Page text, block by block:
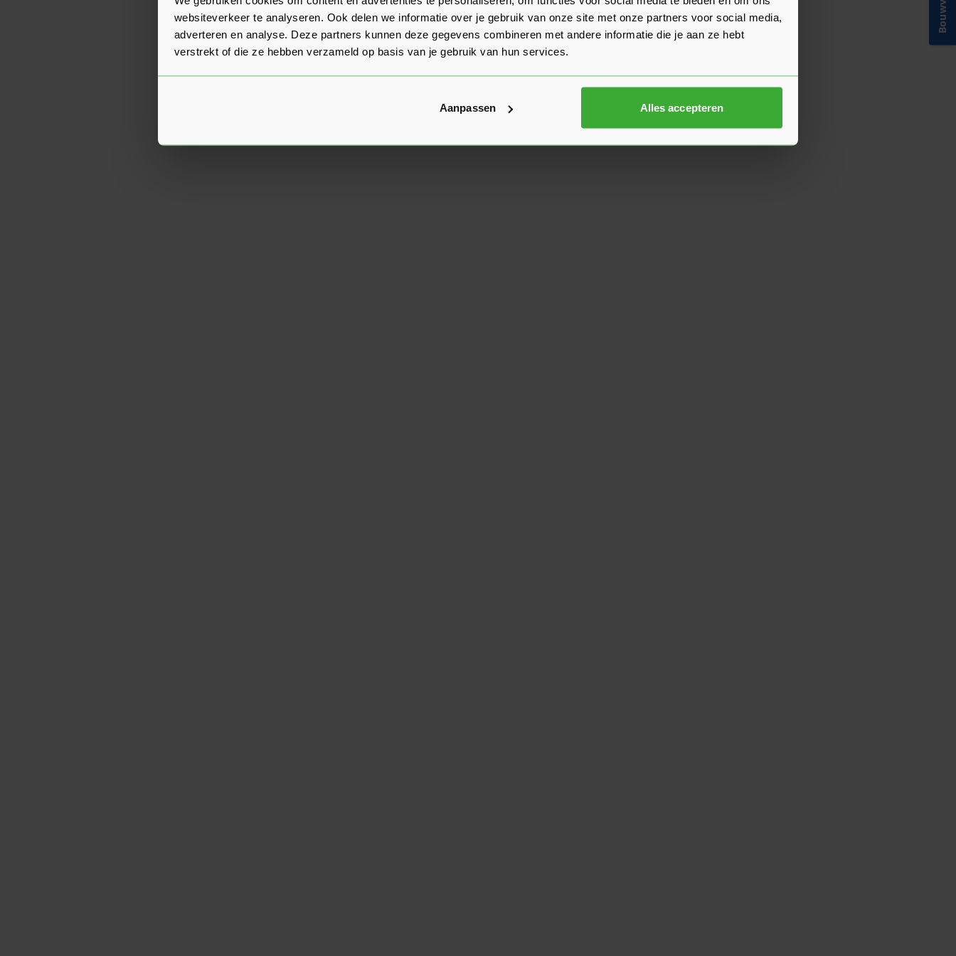
websiteverkeer te analyseren. Ook delen we informatie over je gebruik van onze site met onze partners voor social media,
adverteren en analyse. Deze partners kunnen deze gegevens combineren met andere informatie die je aan ze hebt
verstrekt of die ze hebben verzameld op basis van je gebruik van hun services.
Aanpassen Alles accepteren